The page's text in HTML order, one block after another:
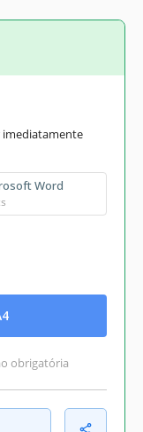
imediatamente
Word
obrigatória